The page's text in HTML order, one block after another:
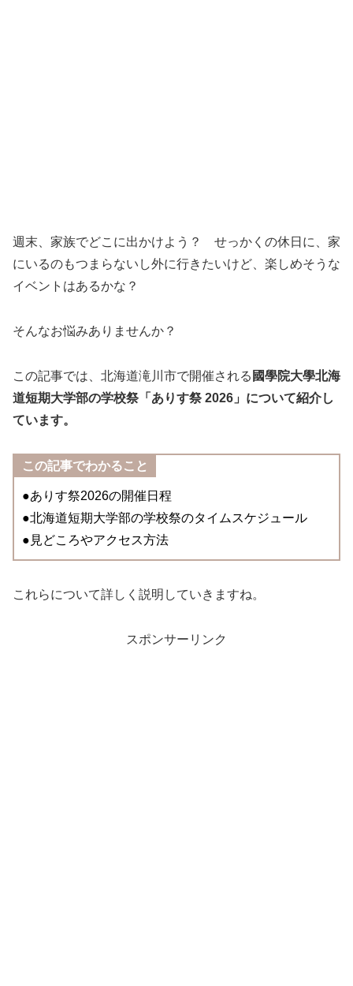
週末、家族でどこに出かけよう？ せっかくの休日に、家
にいるのもつまらないし外に行きたいけど、楽しめそうな
イベントはあるかな？
そんなお悩みありませんか？
この記事では、北海道滝川市で開催される 國學院大學北海
道短期大学部の学校祭「ありす祭 2026」について紹介し
ています。
この記事でわかること
●ありす祭2026の開催日程
●北海道短期大学部の学校祭のタイムスケジュール
●見どころやアクセス方法
これらについて詳しく説明していきますね。
スポンサーリンク